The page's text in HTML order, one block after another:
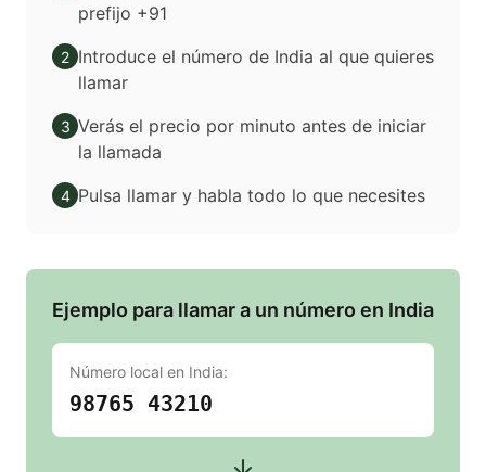
prefijo +91
2 Introduce el número de India al que quieres
llamar
3 Verás el precio por minuto antes de iniciar
la llamada
4 Pulsa llamar y habla todo lo que necesites
Ejemplo para llamar a un número en India
Número local en India:
98765 43210